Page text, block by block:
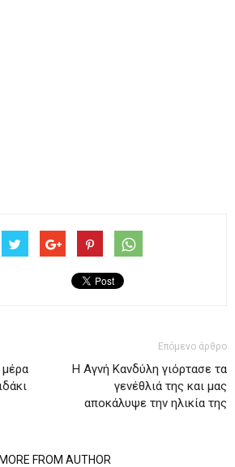
μέρα
Επόμενο άρθρο
Η Αγνή Κανδύλη γιόρτασε τα
γενέθλιά της και μας
αποκάλυψε την ηλικία της
MORE FROM AUTHOR